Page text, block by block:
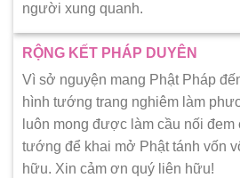
người xung quanh.
RỘNG KẾT PHÁP DUYÊN
Vì sở nguyện mang Phật Pháp
hình tướng trang nghiêm làm
luôn mong được làm cầu nối
tướng để khai mở Phật tánh vốn
hữu. Xin cảm ơn quý liên hữu!